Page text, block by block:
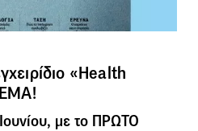
«Health
με το ΠΡΩΤΟ